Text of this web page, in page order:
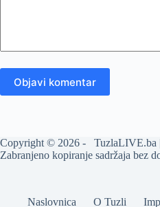
Objavi komentar
Copyright © 2026 - TuzlaLIVE.ba |
Zabranjeno kopiranje sadržaja bez
Naslovnica O Tuzli